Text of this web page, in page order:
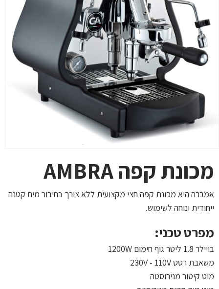
מכונת קפה AMBRA
אמברה היא מכונת קפה חצי מקצועית ללא צורך בחיבור מים קטנה
ייחודית ונוחה לשימוש.
מפרט טכני:
בויילר 1.8 ליטר גוף חימום 1200W
משאבת רטט 230V - 110V
מוט קיטור מנירוסטה